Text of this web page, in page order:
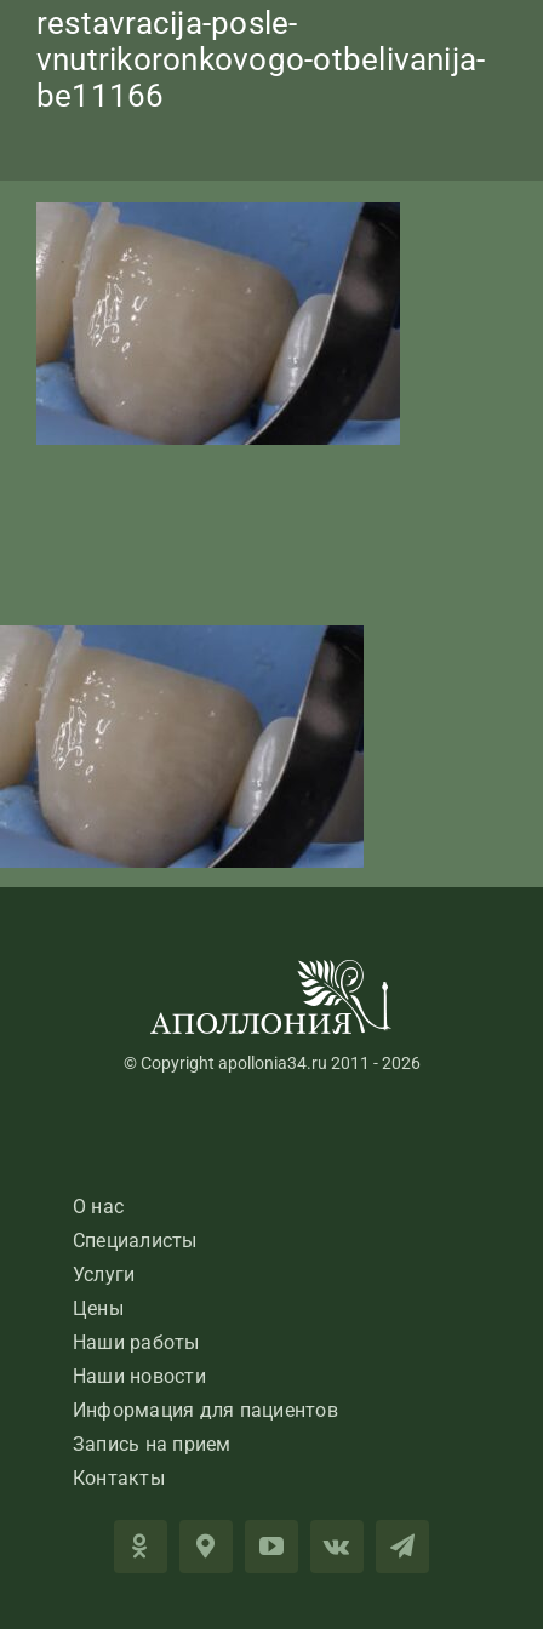
restavracija-posle-
vnutrikoronkovogo-otbelivanija-
be11166
© Copyright apollonia34.ru 2011 - 2026
О нас
Специалисты
Услуги
Цены
Наши работы
Наши новости
Информация для пациентов
Запись на прием
Контакты